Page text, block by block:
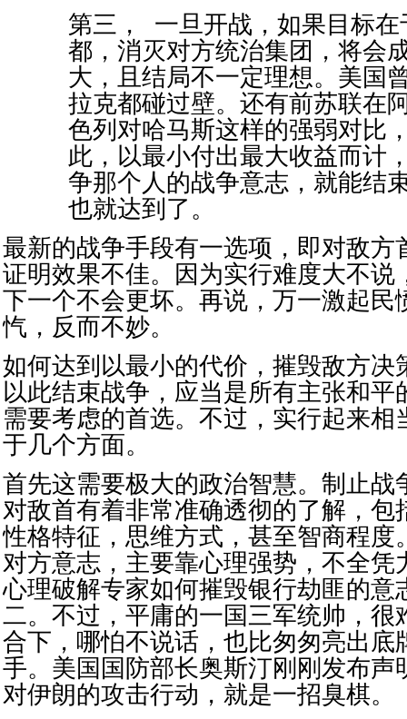
第三， 一旦开战，如果目标在
都，消灭对方统治集团，将会
大，且结局不一定理想。美国
拉克都碰过壁。还有前苏联在
色列对哈马斯这样的强弱对比
此，以最小付出最大收益而计
争那个人的战争意志，就能结
也就达到了。
最新的战争手段有一选项，即对敌方
证明效果不佳。因为实行难度大不说
下一个不会更坏。再说，万一激起民
忾，反而不妙。
如何达到以最小的代价，摧毁敌方决
以此结束战争，应当是所有主张和平
需要考虑的首选。不过，实行起来相
于几个方面。
首先这需要极大的政治智慧。制止战
对敌首有着非常准确透彻的了解，包
性格特征，思维方式，甚至智商程度
对方意志，主要靠心理强势，不全凭
心理破解专家如何摧毁银行劫匪的意
二。不过，平庸的一国三军统帅，很
合下，哪怕不说话，也比匆匆亮出底
手。美国国防部长奥斯汀刚刚发布声
对伊朗的攻击行动，就是一招臭棋。